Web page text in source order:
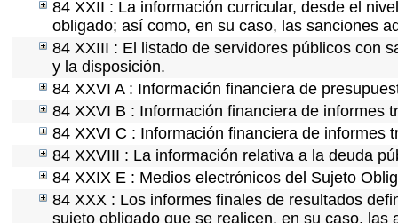
84 XXII : La información curricular, desde el
obligado; así como, en su caso, las sanciones
84 XXIII : El listado de servidores públicos con
y la disposición.
84 XXVI A : Información financiera de
84 XXVI B : Información financiera de informes
84 XXVI C : Información financiera de informes
84 XXVIII : La información relativa a la deuda
84 XXIX E : Medios electrónicos del Sujeto
84 XXX : Los informes finales de resultados
sujeto obligado que se realicen, en su caso,